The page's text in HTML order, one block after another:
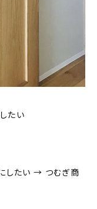
たい
にしたい → つむぎ商